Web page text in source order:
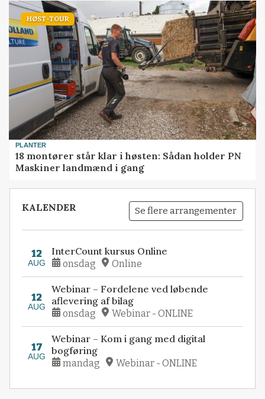
HØST-TOUR
PLANTER
18 montører står klar i høsten: Sådan holder PN
Maskiner landmænd i gang
KALENDER Se flere arrangementer
12
AUG
InterCount kursus Online
onsdag Online
12
AUG
Webinar – Fordelene ved løbende
aflevering af bilag
onsdag Webinar - ONLINE
17
AUG
Webinar – Kom i gang med digital
bogføring
mandag Webinar - ONLINE